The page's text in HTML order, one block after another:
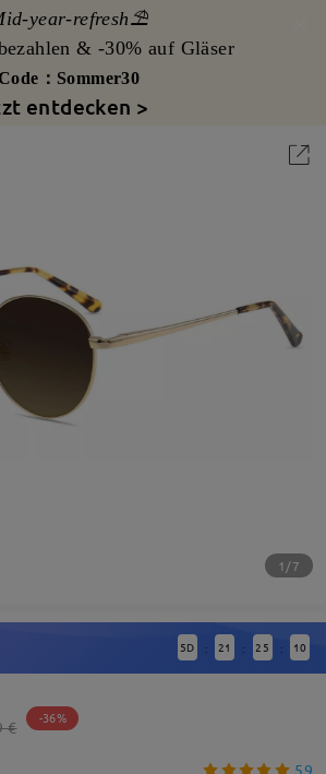
year-refresh⛱️
& -30% auf Gläser
：Sommer30
entdecken >
1/7
5D : 21 : 25 : 10
€ -36%
59